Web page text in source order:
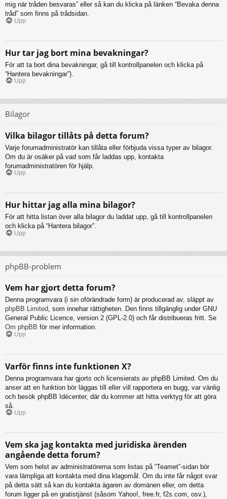
mig när tråden besvaras” eller så kan du klicka på länken “Bevaka denna
tråd” som finns på trådsidan.
Upp
Hur tar jag bort mina bevakningar?
För att ta bort dina bevakningar, gå till kontrollpanelen och klicka på
“Hantera bevakningar”).
Upp
Bilagor
Vilka bilagor tillåts på detta forum?
Varje forumadministratör kan tillåta eller förbjuda vissa typer av bilagor.
Om du är osäker på vad som får laddas upp, kontakta
forumadministratören för hjälp.
Upp
Hur hittar jag alla mina bilagor?
För att hitta listan över alla bilagor du laddat upp, gå till kontrollpanelen
och klicka på “Hantera bilagor”.
Upp
phpBB-problem
Vem har gjort detta forum?
Denna programvara (i sin oförändrade form) är producerad av, släppt av
phpBB Limited, som innehar rättigheten. Den finns tillgänglig under GNU
General Public Licence, version 2 (GPL-2.0) och får distribueras fritt. Se
Om phpBB för mer information.
Upp
Varför finns inte funktionen X?
Denna programvara har gjorts och licensierats av phpBB Limited. Om du
anser att en funktion bör läggas till eller vill rapportera en bugg, var vänlig
och besök phpBB Idécenter, där du kommer att hitta verktyg för att göra
så.
Upp
Vem ska jag kontakta med juridiska ärenden
angående detta forum?
Vem som helst av administratörerna som listas på “Teamet”-sidan bör
vara lämpliga att kontakta med dina klagomål. Om du inte får något svar
på detta sätt så kan du kontakta ägaren av domänen eller, om detta
forum ligger på en gratistjänst (såsom Yahoo!, free.fr, f2s.com, osv.),